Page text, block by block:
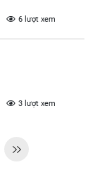
6 lượt xem
3 lượt xem
